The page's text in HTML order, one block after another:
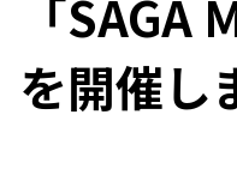
「SAGA
を開催し